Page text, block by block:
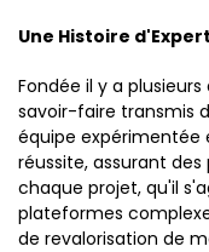
Une Histoire
Fondée il y a plusieurs
savoir-faire transmis
équipe expérimentée
réussite, assurant
chaque projet, qu'il
plateformes
de revalorisation de